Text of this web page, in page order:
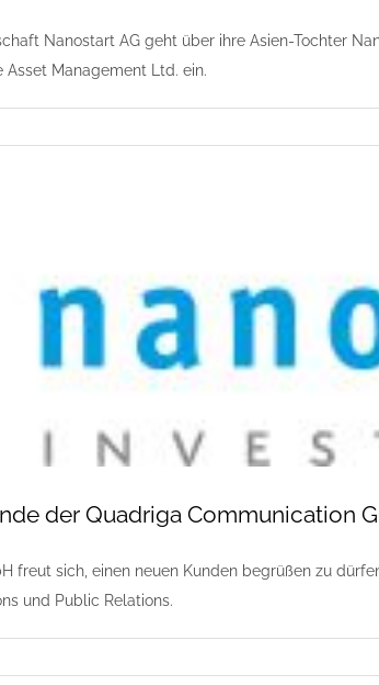
Nanostart AG geht über ihre Asien-Tochter
Management Ltd. ein.
der Quadriga Communication
freut sich, einen neuen Kunden begrüßen zu
und Public Relations.